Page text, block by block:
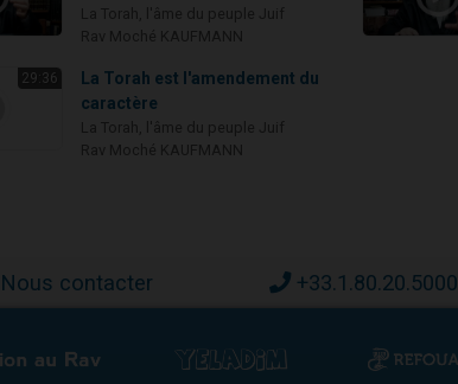
29:36
La Torah est l'amendement du
caractère
Nous contacter +33.1.80.20.5000